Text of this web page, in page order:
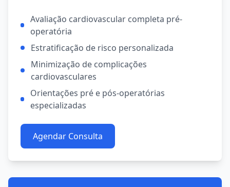
Avaliação cardiovascular completa pré-
operatória
Estratificação de risco personalizada
Minimização de complicações
cardiovasculares
Orientações pré e pós-operatórias
especializadas
Agendar Consulta